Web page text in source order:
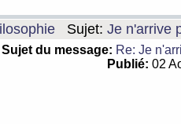
Sujet: Je n'arrive
Sujet du message: Re: Je
Publié: 02